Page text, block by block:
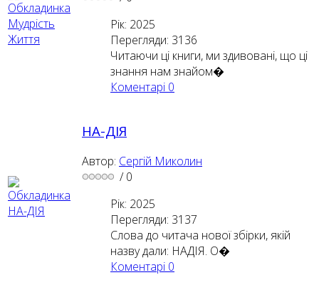
Рік: 2025
Перегляди: 3136
Читаючи ці книги, ми здивовані, що ці
знання нам знайом�
Коментарі 0
НА-ДІЯ
Автор: Сергій Миколин
/0
Рік: 2025
Перегляди: 3137
Слова до читача нової збірки, якій
назву дали: НАДІЯ. О�
Коментарі 0